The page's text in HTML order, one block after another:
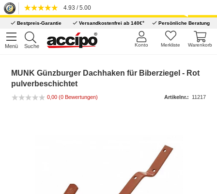
4.93 / 5.00
Bestpreis-Garantie Versandkostenfrei ab 140€* Persönliche Beratung
Menü Suche Warenkorb
Merkliste
Konto
MUNK Günzburger Dachhaken für Biberziegel - Rot
pulverbeschichtet
0,00 (0 Bewertungen) Artikelnr.: 11217